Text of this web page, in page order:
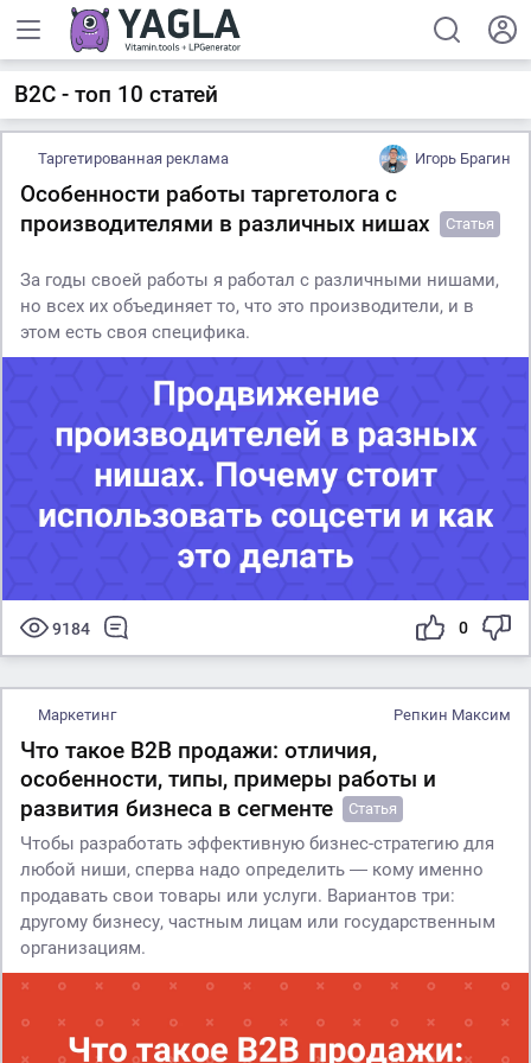
B2C - топ 10 статей
Таргетированная реклама Игорь Брагин
Особенности работы таргетолога с
производителями в различных нишах
Статья
За годы своей работы я работал с различными нишами,
но всех их объединяет то, что это производители, и в
этом есть своя специфика.
9184 0
Маркетинг Репкин Максим
Что такое B2B продажи: отличия,
особенности, типы, примеры работы и
развития бизнеса в сегменте
Статья
Чтобы разработать эффективную бизнес-стратегию для
любой ниши, сперва надо определить ― кому именно
продавать свои товары или услуги. Вариантов три:
другому бизнесу, частным лицам или государственным
организациям.